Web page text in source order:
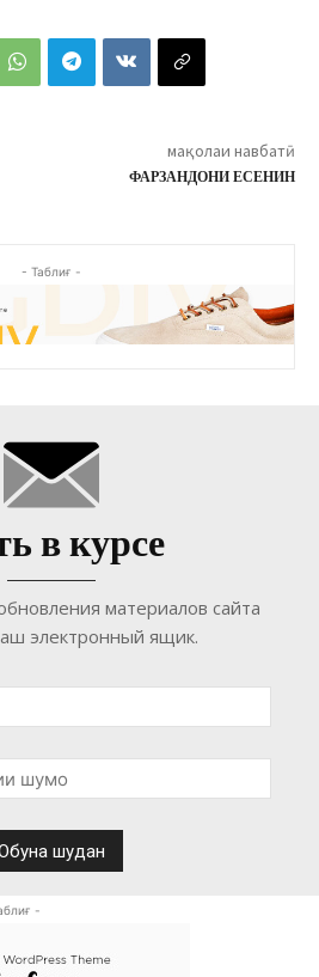
мақолаи навбатӣ
ФАРЗАНДОНИ ЕСЕНИН
- Таблиғ -
в курсе
материалов сайта
электронный ящик.
-